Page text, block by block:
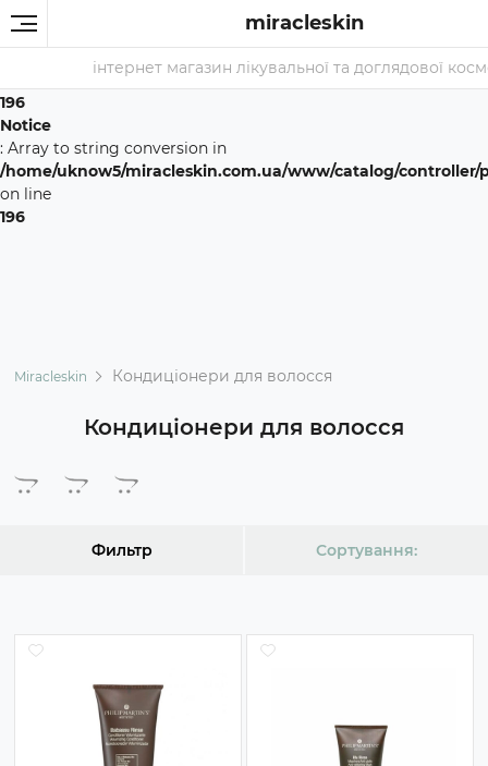
Notice
: Array to string conversion in
/home/uknow5/miracleskin.com.ua/www/catalog/
196
Notice
: Array to string conversion in
/home/uknow5/miracleskin.com.ua/www/catalog/
on line
196
miracleskin
інтернет магазин лікувальної та доглядової
Miracleskin Кондиціонери для волосся
Кондиціонери для волосся
Фильтр Сортування: